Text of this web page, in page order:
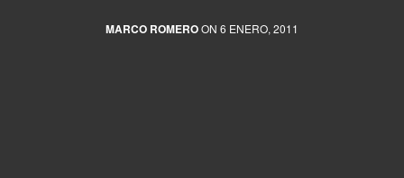
MARCO ROMEROON 6 ENERO, 2011